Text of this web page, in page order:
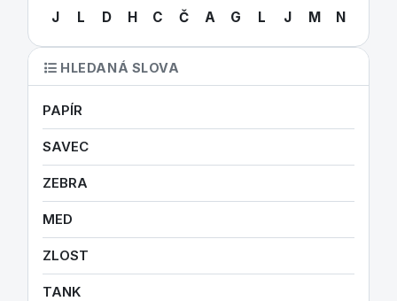
J
L D H C Č A G L J M N
HLEDANÁ SLOVA
PAPÍR
SAVEC
ZEBRA
MED
ZLOST
TANK